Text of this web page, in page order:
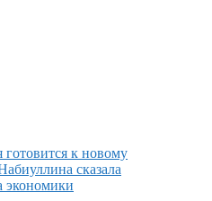
готовится к новому
сказала
экономики